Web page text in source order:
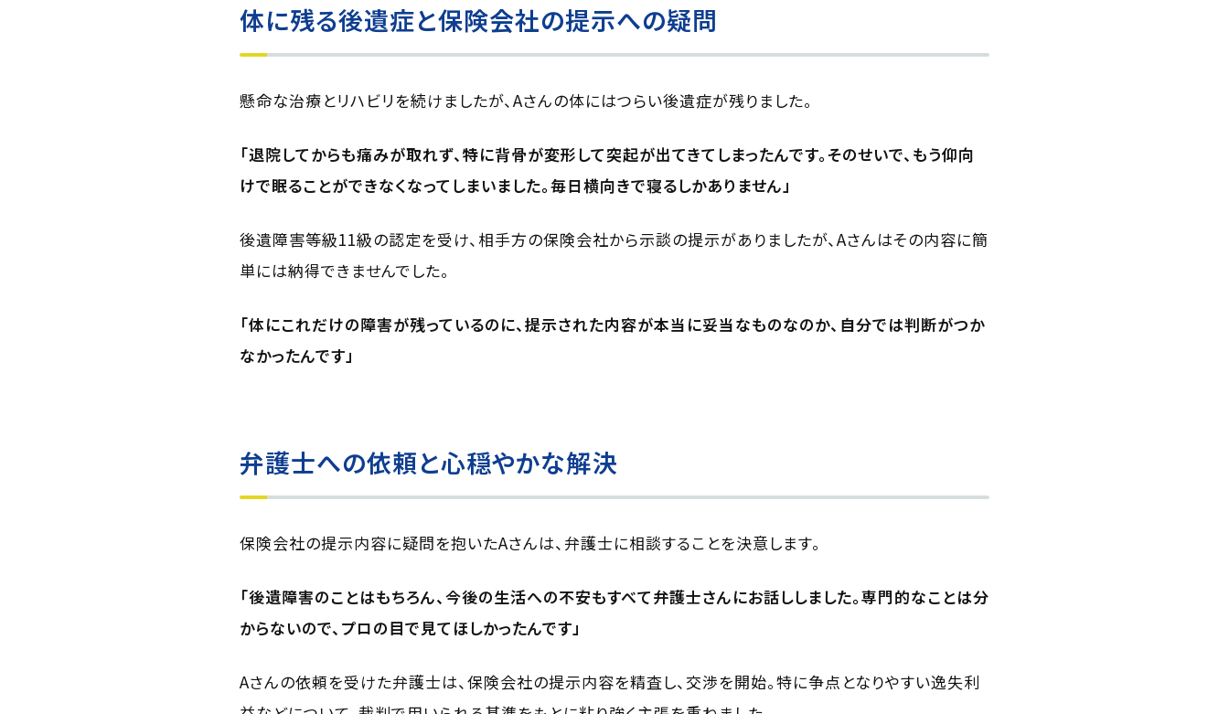
体に残る後遺症と保険会社の提示への疑問
懸命な治療とリハビリを続けましたが、Aさんの体にはつらい後遺症が残りました。
「退院してからも痛みが取れず、特に背骨が変形して突起が出てきてしまったんです。そのせいで、もう仰向
けで眠ることができなくなってしまいました。毎日横向きで寝るしかありません」
後遺障害等級11級の認定を受け、相手方の保険会社から示談の提示がありましたが、Aさんはその内容に簡
単には納得できませんでした。
「体にこれだけの障害が残っているのに、提示された内容が本当に妥当なものなのか、自分では判断がつか
なかったんです」
弁護士への依頼と心穏やかな解決
保険会社の提示内容に疑問を抱いたAさんは、弁護士に相談することを決意します。
「後遺障害のことはもちろん、今後の生活への不安もすべて弁護士さんにお話ししました。専門的なことは分
からないので、プロの目で見てほしかったんです」
Aさんの依頼を受けた弁護士は、保険会社の提示内容を精査し、交渉を開始。特に争点となりやすい逸失利